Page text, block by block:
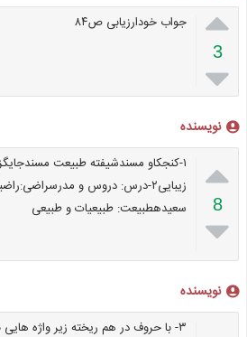

3

جواب خودارزیابی ص۸۴
نویسنده

8

۱-کنجکاو مسندشیفته طبیعت
زیبایی۲-درس: دروس و
سعیدهطبیعت: طبیعیات و طبیعی
نویسنده
۳- با حروف در هم ریخته زیر واژه